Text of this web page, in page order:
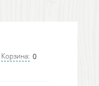
Корзина: 0